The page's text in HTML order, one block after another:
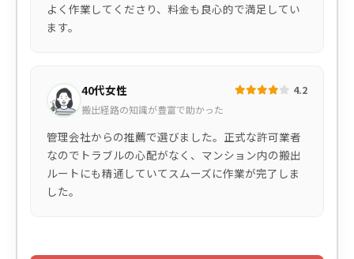
よく作業してくださり、料金も良心的で満足してい
ます。
40代女性
搬出経路の知識が豊富で助かった
4.2
管理会社からの推薦で選びました。正式な許可業者
なのでトラブルの心配がなく、マンション内の搬出
ルートにも精通していてスムーズに作業が完了しま
した。